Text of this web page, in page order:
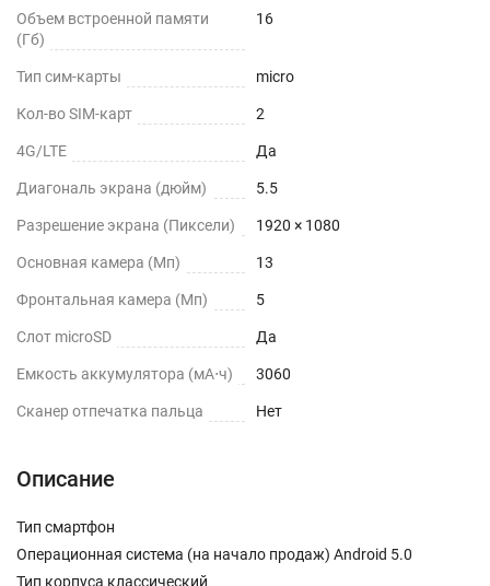
Объем встроенной памяти
(Гб)
16
Тип сим-карты micro
Кол-во SIM-карт 2
4G/LTE Да
Диагональ экрана (дюйм) 5.5
Разрешение экрана (Пиксели) 1920 × 1080
Основная камера (Мп) 13
Фронтальная камера (Мп) 5
Слот microSD Да
Емкость аккумулятора (мА⋅ч) 3060
Сканер отпечатка пальца Нет
Описание
Тип смартфон
Операционная система (на начало продаж) Android 5.0
Тип корпуса классический